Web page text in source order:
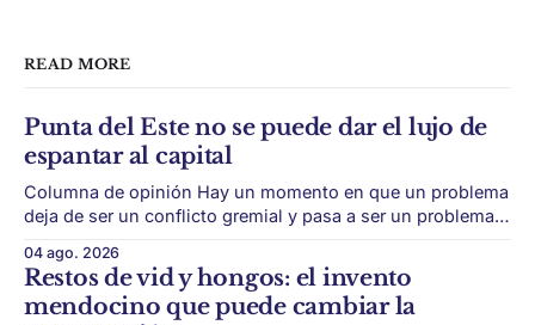
READ MORE
Punta del Este no se puede dar el lujo de
espantar al capital
Columna de opinión Hay un momento en que un problema
deja de ser un conflicto gremial y pasa a ser un problema
sin rodeos: lo que está en juego en Punta del Este no es
una obra, ni una temporada,
04 ago. 2026
Restos de vid y hongos: el invento
mendocino que puede cambiar la